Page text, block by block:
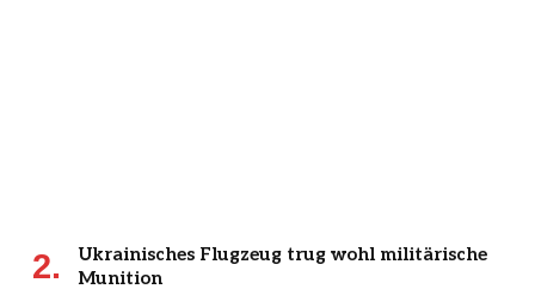
Ukrainisches Flugzeug trug wohl militärische
Munition